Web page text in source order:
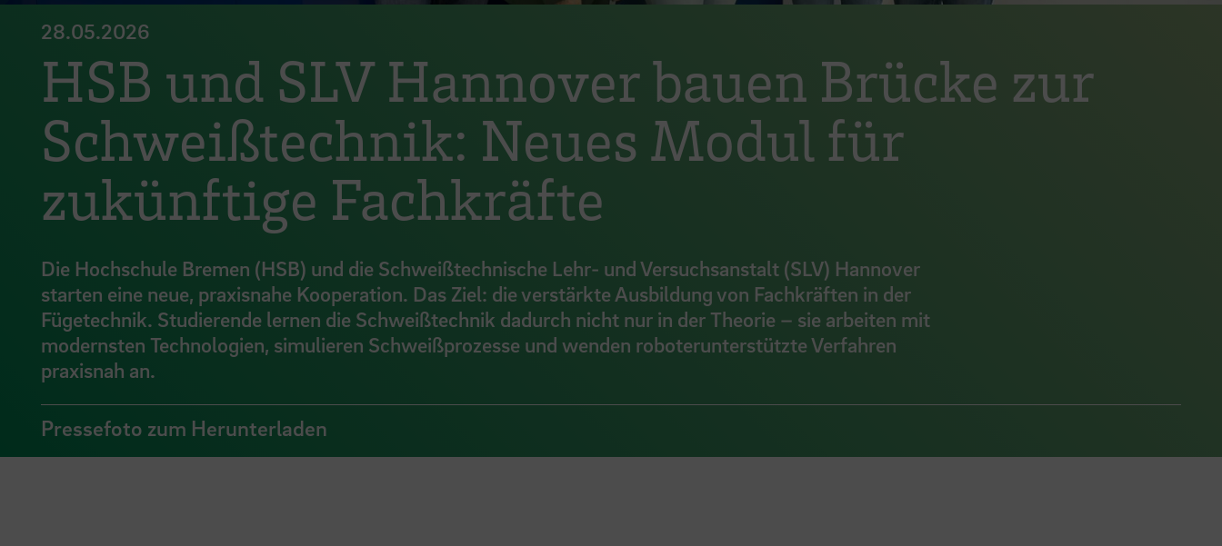
28.05.2026
HSB und SLV Hannover bauen Brücke zur
Schweißtechnik: Neues Modul für
zukünftige Fachkräfte
Die Hochschule Bremen (HSB) und die Schweißtechnische Lehr- und Versuchsanstalt (SLV) Hannover
starten eine neue, praxisnahe Kooperation. Das Ziel: die verstärkte Ausbildung von Fachkräften in der
Fügetechnik. Studierende lernen die Schweißtechnik dadurch nicht nur in der Theorie – sie arbeiten mit
modernsten Technologien, simulieren Schweißprozesse und wenden roboterunterstützte Verfahren
praxisnah an.
Pressefoto zum Herunterladen